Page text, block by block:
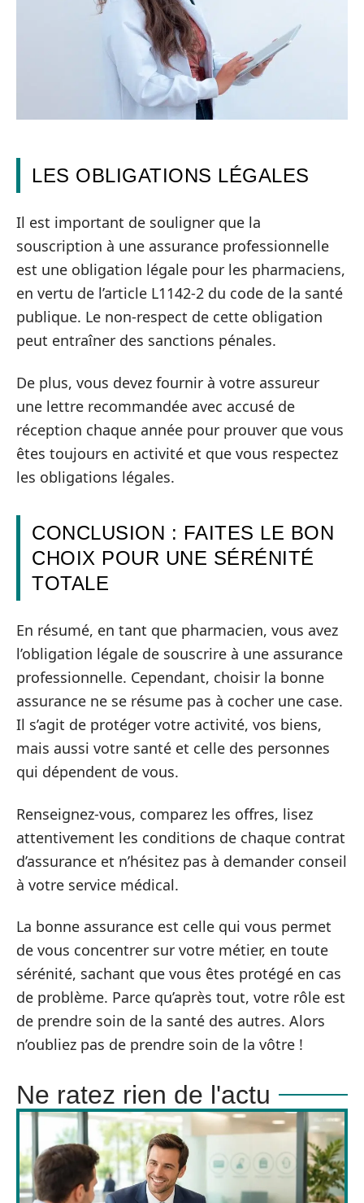
LES OBLIGATIONS LÉGALES
Il est important de souligner que la
souscription à une assurance professionnelle
est une obligation légale pour les pharmaciens,
en vertu de l’article L1142-2 du code de la santé
publique. Le non-respect de cette obligation
peut entraîner des sanctions pénales.
De plus, vous devez fournir à votre assureur
une lettre recommandée avec accusé de
réception chaque année pour prouver que vous
êtes toujours en activité et que vous respectez
les obligations légales.
CONCLUSION : FAITES LE BON
CHOIX POUR UNE SÉRÉNITÉ
TOTALE
En résumé, en tant que pharmacien, vous avez
l’obligation légale de souscrire à une assurance
professionnelle. Cependant, choisir la bonne
assurance ne se résume pas à cocher une case.
Il s’agit de protéger votre activité, vos biens,
mais aussi votre santé et celle des personnes
qui dépendent de vous.
Renseignez-vous, comparez les offres, lisez
attentivement les conditions de chaque contrat
d’assurance et n’hésitez pas à demander conseil
à votre service médical.
La bonne assurance est celle qui vous permet
de vous concentrer sur votre métier, en toute
sérénité, sachant que vous êtes protégé en cas
de problème. Parce qu’après tout, votre rôle est
de prendre soin de la santé des autres. Alors
n’oubliez pas de prendre soin de la vôtre !
Ne ratez rien de l'actu